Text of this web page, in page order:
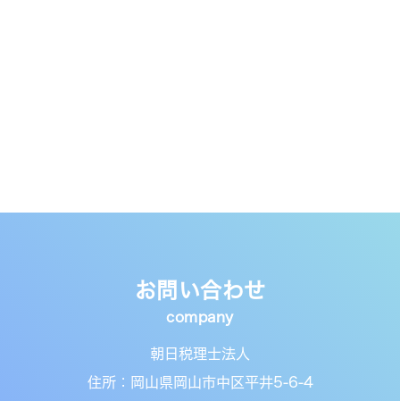
お問い合わせ
朝日税理士法人
住所：岡山県岡山市中区平井5-6-4